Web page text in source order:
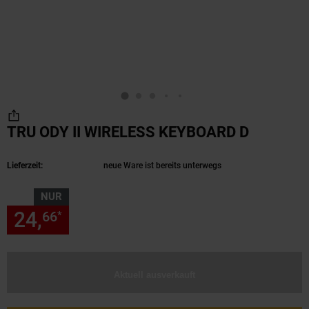
TRU ODY II WIRELESS KEYBOARD D
Lieferzeit: neue Ware ist bereits unterwegs
NUR
24,66*